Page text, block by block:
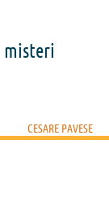
misteri
CESARE PAVESE